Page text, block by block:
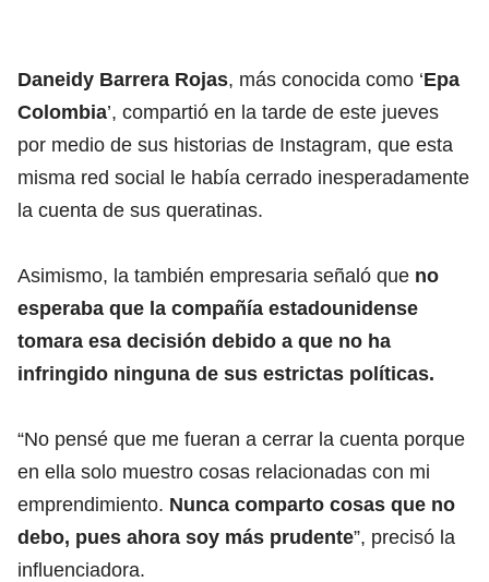
Daneidy Barrera Rojas, más conocida como ‘Epa
Colombia’, compartió en la tarde de este jueves
por medio de sus historias de Instagram, que esta
misma red social le había cerrado inesperadamente
la cuenta de sus queratinas.
Asimismo, la también empresaria señaló que no
esperaba que la compañía estadounidense
tomara esa decisión debido a que no ha
infringido ninguna de sus estrictas políticas.
“No pensé que me fueran a cerrar la cuenta porque
en ella solo muestro cosas relacionadas con mi
emprendimiento. Nunca comparto cosas que no
debo, pues ahora soy más prudente”, precisó la
influenciadora.